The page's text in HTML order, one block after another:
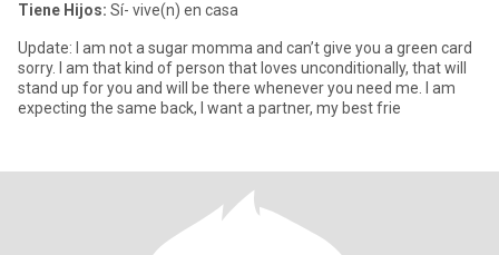
Tiene Hijos: Sí- vive(n) en casa
Update: I am not a sugar momma and can’t give you a green card
sorry. I am that kind of person that loves unconditionally, that will
stand up for you and will be there whenever you need me. I am
expecting the same back, I want a partner, my best frie